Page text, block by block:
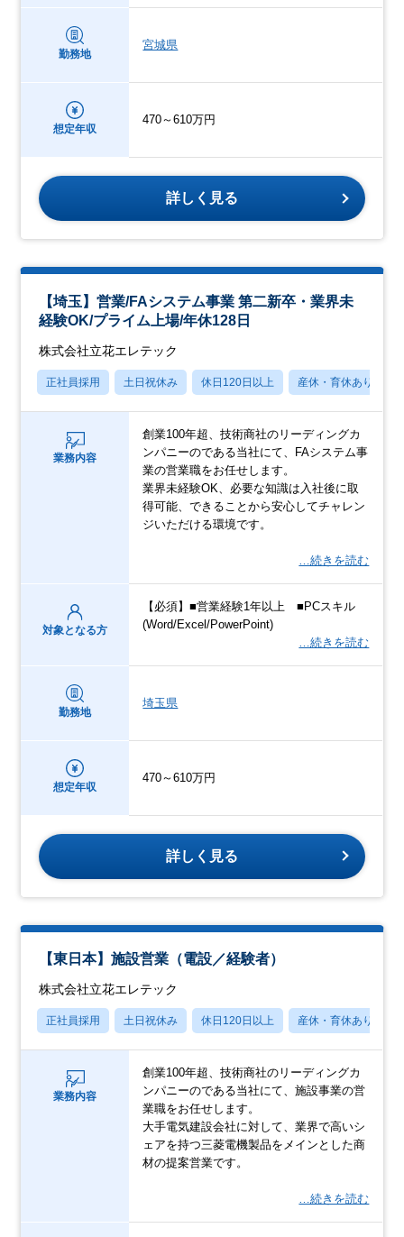
勤務地
宮城県
想定年収
470～610万円
詳しく見る
【埼⽟】営業/FAシステム事業 第⼆新卒・業界未
経験OK/プライム上場/年休128⽇
株式会社立花エレテック
正社員採用 土日祝休み 休日120日以上 産休・育休あり
業務内容
創業100年超、技術商社のリーディングカ
ンパニーのである当社にて、FAシステム事
業の営業職をお任せします。
業界未経験OK、必要な知識は⼊社後に取
得可能、できることから安⼼してチャレン
ジいただける環境です。
…続きを読む
対象となる方
【必須】■営業経験1年以上 ■PCスキル
(Word/Excel/PowerPoint)
…続きを読む
勤務地
埼玉県
想定年収
470～610万円
詳しく見る
【東日本】施設営業（電設／経験者）
株式会社立花エレテック
正社員採用 土日祝休み 休日120日以上 産休・育休あり
業務内容
創業100年超、技術商社のリーディングカ
ンパニーのである当社にて、施設事業の営
業職をお任せします。
⼤⼿電気建設会社に対して、業界で⾼いシ
ェアを持つ三菱電機製品をメインとした商
材の提案営業です。
…続きを読む